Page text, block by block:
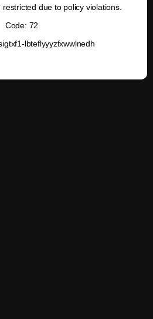
due to policy violations.
Code: 72
lbteflyyyzfxwwlnedh